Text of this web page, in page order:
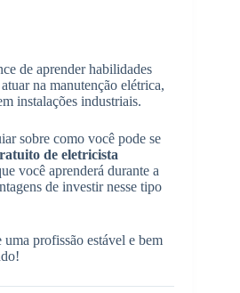
de aprender habilidades
na manutenção elétrica,
instalações industriais.
sobre como você pode se
de eletricista
você aprenderá durante a
de investir nesse tipo
uma profissão estável e bem